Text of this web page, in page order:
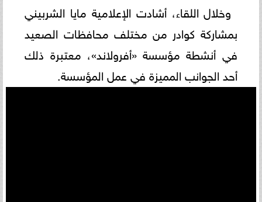
وخلال اللقاء، أشادت الإعلامية مايا الشربيني
بمشاركة كوادر من مختلف محافظات الصعيد
في أنشطة مؤسسة «أفرولاند»، معتبرة ذلك
أحد الجوانب المميزة في عمل المؤسسة.